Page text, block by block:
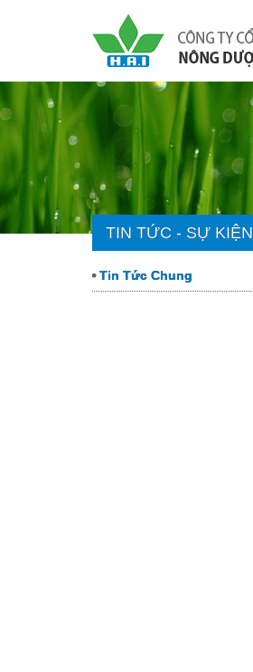
TIN TỨC - SỰ KIỆN
Tin Tức Chung